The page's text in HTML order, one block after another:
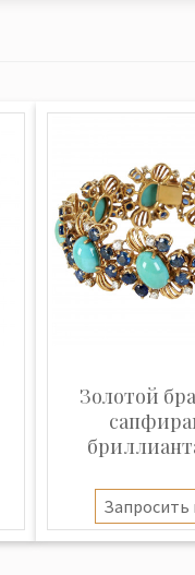
Золотой
Запросить